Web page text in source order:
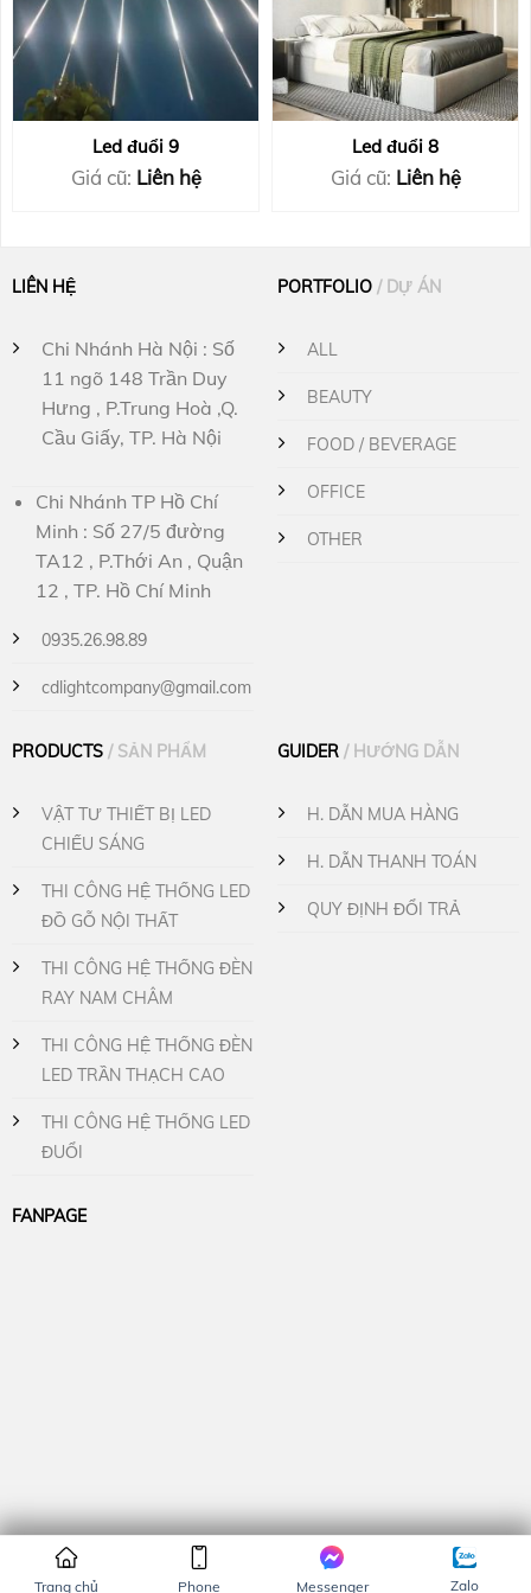
Led đuổi 9
Giá cũ: Liên hệ
Led đuổi 8
Giá cũ: Liên hệ
LIÊN HỆ
Chi Nhánh Hà Nội : Số
11 ngõ 148 Trần Duy
Hưng , P.Trung Hoà ,Q.
Cầu Giấy, TP. Hà Nội
Chi Nhánh TP Hồ Chí
Minh : Số 27/5 đường
TA12 , P.Thới An , Quận
12 , TP. Hồ Chí Minh
0935.26.98.89
cdlightcompany@gmail.com
PORTFOLIO/ DỰ ÁN
ALL
BEAUTY
FOOD / BEVERAGE
OFFICE
OTHER
PRODUCTS/ SẢN PHẨM
VẬT TƯ THIẾT BỊ LED
CHIẾU SÁNG
THI CÔNG HỆ THỐNG LED
ĐỒ GỖ NỘI THẤT
THI CÔNG HỆ THỐNG ĐÈN
RAY NAM CHÂM
THI CÔNG HỆ THỐNG ĐÈN
LED TRẦN THẠCH CAO
THI CÔNG HỆ THỐNG LED
ĐUỔI
GUIDER / HƯỚNG DẪN
H. DẪN MUA HÀNG
H. DẪN THANH TOÁN
QUY ĐỊNH ĐỔI TRẢ
FANPAGE
Thiết kế bởi Hazomedia.com
Trang chủ Phone Messenger Zalo